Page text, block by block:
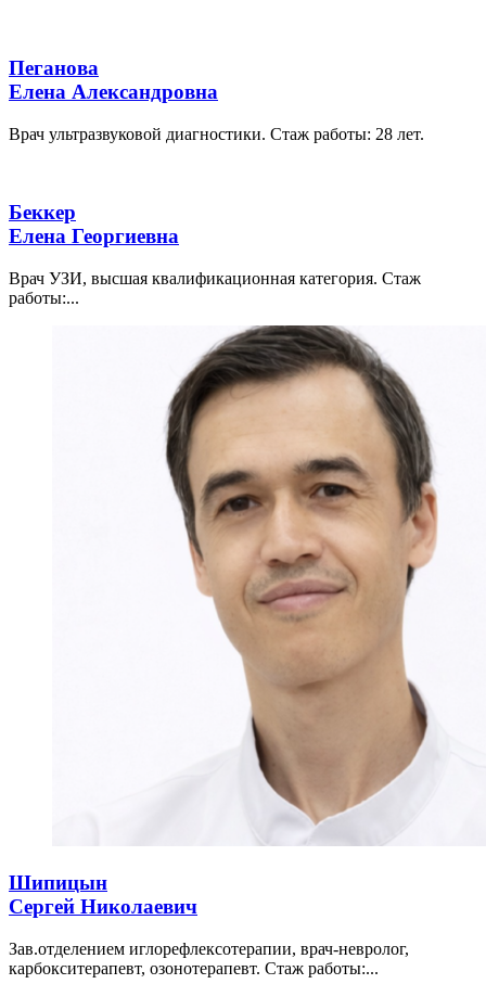
Пеганова
Елена Александровна
Врач ультразвуковой диагностики. Стаж работы: 28 лет.
Беккер
Елена Георгиевна
Врач УЗИ, высшая квалификационная категория. Стаж
работы:...
Шипицын
Сергей Николаевич
Зав.отделением иглорефлексотерапии, врач-невролог,
карбокситерапевт, озонотерапевт. Стаж работы:...